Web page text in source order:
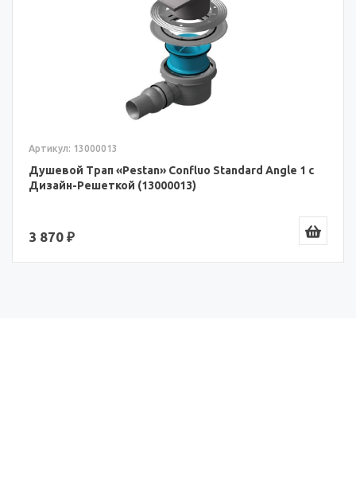
Артикул: 13000013
Душевой Трап «Pestan» Confluo Standard Angle 1 с
Дизайн-Решеткой (13000013)
3 870 ₽